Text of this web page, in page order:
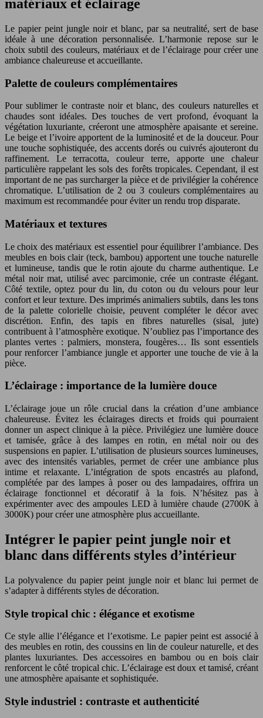
matériaux et éclairage
Le papier peint jungle noir et blanc, par sa neutralité, sert de base
idéale à une décoration personnalisée. L’harmonie repose sur le
choix subtil des couleurs, matériaux et de l’éclairage pour créer une
ambiance chaleureuse et accueillante.
Palette de couleurs complémentaires
Pour sublimer le contraste noir et blanc, des couleurs naturelles et
chaudes sont idéales. Des touches de vert profond, évoquant la
végétation luxuriante, créeront une atmosphère apaisante et sereine.
Le beige et l’ivoire apportent de la luminosité et de la douceur. Pour
une touche sophistiquée, des accents dorés ou cuivrés ajouteront du
raffinement. Le terracotta, couleur terre, apporte une chaleur
particulière rappelant les sols des forêts tropicales. Cependant, il est
important de ne pas surcharger la pièce et de privilégier la cohérence
chromatique. L’utilisation de 2 ou 3 couleurs complémentaires au
maximum est recommandée pour éviter un rendu trop disparate.
Matériaux et textures
Le choix des matériaux est essentiel pour équilibrer l’ambiance. Des
meubles en bois clair (teck, bambou) apportent une touche naturelle
et lumineuse, tandis que le rotin ajoute du charme authentique. Le
métal noir mat, utilisé avec parcimonie, crée un contraste élégant.
Côté textile, optez pour du lin, du coton ou du velours pour leur
confort et leur texture. Des imprimés animaliers subtils, dans les tons
de la palette colorielle choisie, peuvent compléter le décor avec
discrétion. Enfin, des tapis en fibres naturelles (sisal, jute)
contribuent à l’atmosphère exotique. N’oubliez pas l’importance des
plantes vertes : palmiers, monstera, fougères… Ils sont essentiels
pour renforcer l’ambiance jungle et apporter une touche de vie à la
pièce.
L’éclairage : importance de la lumière douce
L’éclairage joue un rôle crucial dans la création d’une ambiance
chaleureuse. Évitez les éclairages directs et froids qui pourraient
donner un aspect clinique à la pièce. Privilégiez une lumière douce
et tamisée, grâce à des lampes en rotin, en métal noir ou des
suspensions en papier. L’utilisation de plusieurs sources lumineuses,
avec des intensités variables, permet de créer une ambiance plus
intime et relaxante. L’intégration de spots encastrés au plafond,
complétée par des lampes à poser ou des lampadaires, offrira un
éclairage fonctionnel et décoratif à la fois. N’hésitez pas à
expérimenter avec des ampoules LED à lumière chaude (2700K à
3000K) pour créer une atmosphère plus accueillante.
Intégrer le papier peint jungle noir et
blanc dans différents styles d’intérieur
La polyvalence du papier peint jungle noir et blanc lui permet de
s’adapter à différents styles de décoration.
Style tropical chic : élégance et exotisme
Ce style allie l’élégance et l’exotisme. Le papier peint est associé à
des meubles en rotin, des coussins en lin de couleur naturelle, et des
plantes luxuriantes. Des accessoires en bambou ou en bois clair
renforcent le côté tropical chic. L’éclairage est doux et tamisé, créant
une atmosphère apaisante et sophistiquée.
Style industriel : contraste et authenticité